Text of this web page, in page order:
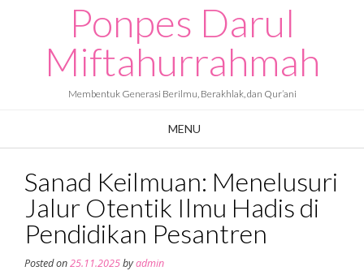
Ponpes Darul
Miftahurrahmah
Membentuk Generasi Berilmu, Berakhlak, dan Qur’ani
MENU
Sanad Keilmuan: Menelusuri
Jalur Otentik Ilmu Hadis di
Pendidikan Pesantren
Posted on25.11.2025byadmin